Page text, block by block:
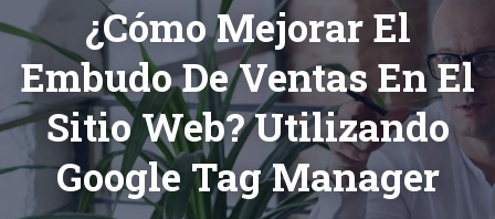
¿Cómo Mejorar El
Embudo De Ventas En El
Sitio Web? Utilizando
Google Tag Manager